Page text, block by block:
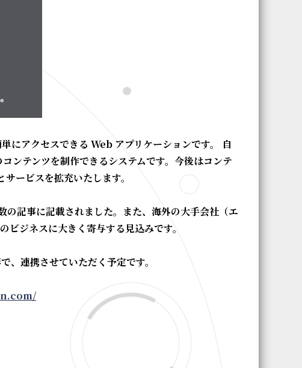
アクセスできる Web アプリケーションです。 自
ンテンツを制作できるシステムです。今後はコンテ
ービスを拡充いたします。
記事に記載されました。また、海外の大手会社（エ
ビジネスに大きく寄与する見込みです。
、連携させていただく予定です。